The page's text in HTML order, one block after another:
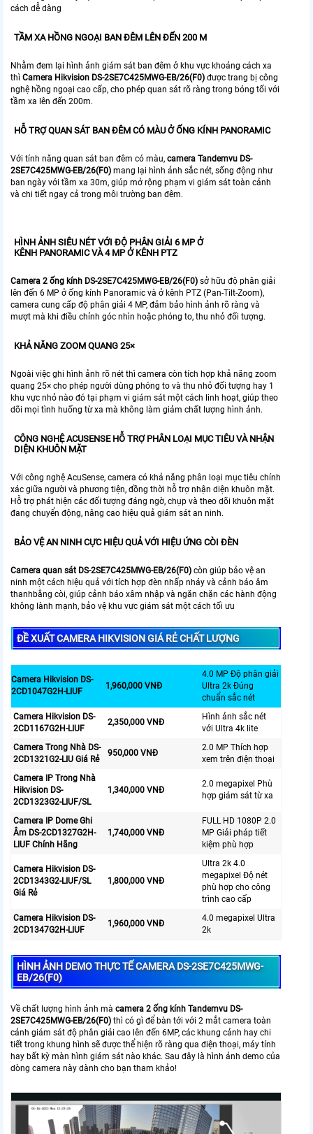
cách dễ dàng
TẦM XA HỒNG NGOẠI BAN ĐÊM LÊN ĐẾN 200 M
Nhằm đem lại hình ảnh giám sát ban đêm ở khu vực khoảng cách xa
thì Camera Hikvision DS-2SE7C425MWG-EB/26(F0) được trang bị công
nghệ hồng ngoại cao cấp, cho phép quan sát rõ ràng trong bóng tối với
tầm xa lên đến 200m.
HỖ TRỢ QUAN SÁT BAN ĐÊM CÓ MÀU Ở ỐNG KÍNH PANORAMIC
Với tính năng quan sát ban đêm có màu, camera Tandemvu DS-
2SE7C425MWG-EB/26(F0) mang lại hình ảnh sắc nét, sống động như
ban ngày với tầm xa 30m, giúp mở rộng phạm vi giám sát toàn cảnh
và chi tiết ngay cả trong môi trường ban đêm.
HÌNH ẢNH SIÊU NÉT VỚI ĐỘ PHÂN GIẢI 6 MP Ở
KÊNH PANORAMICVÀ 4 MP Ở KÊNH PTZ
Camera 2 ống kính DS-2SE7C425MWG-EB/26(F0) sở hữu độ phân giải
lên đến 6 MP ở ống kính Panoramic và ở kênh PTZ (Pan-Tilt-Zoom),
camera cung cấp độ phân giải 4 MP, đảm bảo hình ảnh rõ ràng và
mượt mà khi điều chỉnh góc nhìn hoặc phóng to, thu nhỏ đối tượng.
KHẢ NĂNG ZOOM QUANG 25×
Ngoài việc ghi hình ảnh rõ nét thì camera còn tích hợp khả năng zoom
quang 25× cho phép người dùng phóng to và thu nhỏ đối tượng hay 1
khu vực nhỏ nào đó tại phạm vi giám sát một cách linh hoạt, giúp theo
dõi mọi tình huống từ xa mà không làm giảm chất lượng hình ảnh.
CÔNG NGHỆ ACUSENSE HỖ TRỢ PHÂN LOẠI MỤC TIÊU VÀ NHẬN
DIỆN KHUÔN MẶT
Với công nghệ AcuSense, camera có khả năng phân loại mục tiêu chính
xác giữa người và phương tiện, đồng thời hỗ trợ nhận diện khuôn mặt.
Hỗ trợ phát hiện các đối tượng đáng ngờ, chụp và theo dõi khuôn mặt
đang chuyển động, nâng cao hiệu quả giám sát an ninh.
BẢO VỆ AN NINH CỰC HIỆU QUẢ VỚI HIỆU ỨNG CÒI ĐÈN
Camera quan sát DS-2SE7C425MWG-EB/26(F0) còn giúp bảo vệ an
ninh một cách hiệu quả với tích hợp đèn nhấp nháy và cảnh báo âm
thanhbằng còi, giúp cảnh báo xâm nhập và ngăn chặn các hành động
không lành mạnh, bảo vệ khu vực giám sát một cách tối ưu
ĐỀ XUẤT CAMERA HIKVISION GIÁ RẺ CHẤT LƯỢNG
Camera Hikvision DS-
2CD1047G2H-LIUF
1,960,000 VNĐ
4.0 MP Độ phân giải
Ultra 2k Đúng
chuẩn sắc nét
Camera Hikvision DS-
2CD1167G2H-LIUF
2,350,000 VNĐ
Hình ảnh sắc nét
với Ultra 4k lite
Camera Trong Nhà DS-
2CD1321G2-LIU Giá Rẻ
950,000 VNĐ
2.0 MP Thích hợp
xem trên điện thoại
Camera IP Trong Nhà
Hikvision DS-
2CD1323G2-LIUF/SL
1,340,000 VNĐ
2.0 megapixel Phù
hợp giám sát từ xa
Camera IP Dome Ghi
Âm DS-2CD1327G2H-
LIUF Chính Hãng
1,740,000 VNĐ
FULL HD 1080P 2.0
MP Giải pháp tiết
kiệm phù hợp
Camera Hikvision DS-
2CD1343G2-LIUF/SL
Giá Rẻ
1,800,000 VNĐ
Ultra 2k 4.0
megapixel Độ nét
phù hợp cho công
trình cao cấp
Camera Hikvision DS-
2CD1347G2H-LIUF
1,960,000 VNĐ
4.0 megapixel Ultra
2k
HÌNH ẢNH DEMO THỰC TẾ CAMERA DS-2SE7C425MWG-
EB/26(F0)
Về chất lượng hình ảnh mà camera 2 ống kính Tandemvu DS-
2SE7C425MWG-EB/26(F0) thì có gì để bàn tới với 2 mắt camera toàn
cảnh giám sát độ phân giải cao lên đến 6MP, các khung cảnh hay chi
tiết trong khung hình sẽ được thể hiện rõ ràng qua điện thoại, máy tính
hay bất kỳ màn hình giám sát nào khác. Sau đây là hình ảnh demo của
dòng camera này dành cho bạn tham khảo!